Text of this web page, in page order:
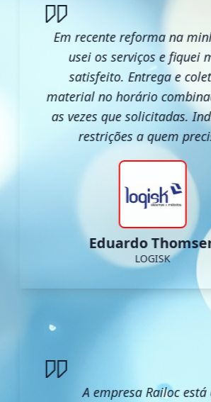
Em recente reforma na
usei os serviços e fiquei
satisfeito. Entrega e
material no horário
as vezes que solicitadas.
restrições a quem
Eduardo
LOGISK
A empresa Railoc está